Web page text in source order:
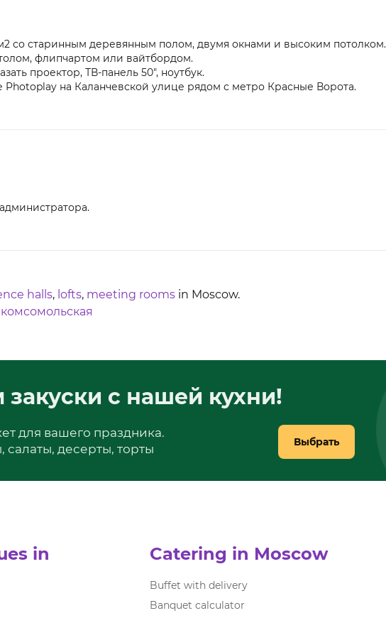
со старинным деревянным полом, двумя окнами и высоким потолком.
флипчартом или вайтбордом.
проектор, ТВ-панель 50", ноутбук.
Photoplay на Каланчевской улице рядом с метро Красные Ворота.
halls, lofts, meeting rooms in Moscow.
комсомольская
с нашей кухни!
для вашего праздника.
салаты, десерты, торты
Выбрать
in
Catering in Moscow
Buffet with delivery
Banquet calculator